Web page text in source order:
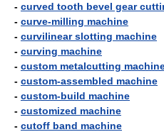
- curved tooth bevel gear
- curve-milling machine
- curvilinear slotting machine
- curving machine
- custom metalcutting
- custom-assembled machine
- custom-build machine
- customized machine
- cutoff band machine